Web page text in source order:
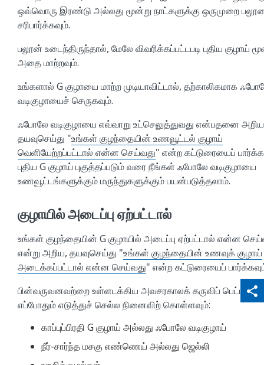
share
qr_code_scanner
content_copy
ஒவ்வொரு இரண்டு அல்லது மூன்று நாட்களுக்கு ஒருமுறை
சரிபார்க்கவும்.
பலூன் உடைந்திருந்தால், மேலே விவரிக்கப்பட்டபடி புதிய குழாய்
அதை மாற்றவும்.
உங்களால் G குழாயை மாற்ற முடியாவிட்டால், தற்காலிகமாக
வடிகுழாயைச் செருகவும்.
ஃபோலே வடிகுழாயை எவ்வாறு உட்செலுத்துவது என்பதனை
தயவுசெய்து "உங்கள் குழந்தையின் உணவூட்டல் குழாய்
வெளியேற்றப்பட்டால் என்ன செய்வது" என்ற கட்டுரையைப்
புதிய G குழாய் புகுத்தப்படும் வரை நீங்கள் ஃபோலே வடிகுழாயை
உணவூட்டங்களுக்கும் மருந்துகளுக்கும் பயன்படுத்தலாம்.
குழாயில் அடைப்பு ஏற்பட்டால்
உங்கள் குழந்தையின் G குழாயில் அடைப்பு ஏற்பட்டால் என்ன
என்று அறிய, தயவுசெய்து "உங்கள் குழந்தையின் உணவுக் குழாய்
அடைக்கப்பட்டால் என்ன செய்வது" என்ற கட்டுரையைப்
பின்வருவனவற்றை உள்ளடக்கிய அவசரகாலக் கருவிப் பெட்டியை
எப்போதும் எடுத்துச் செல்ல நினைவிற் கொள்ளவும்:
காப்புப்பிரதி G குழாய் அல்லது ஃபோலே வடிகுழாய்
நீர்-சார்ந்த மசகு எண்ணெய் அல்லது ஜெல்லி